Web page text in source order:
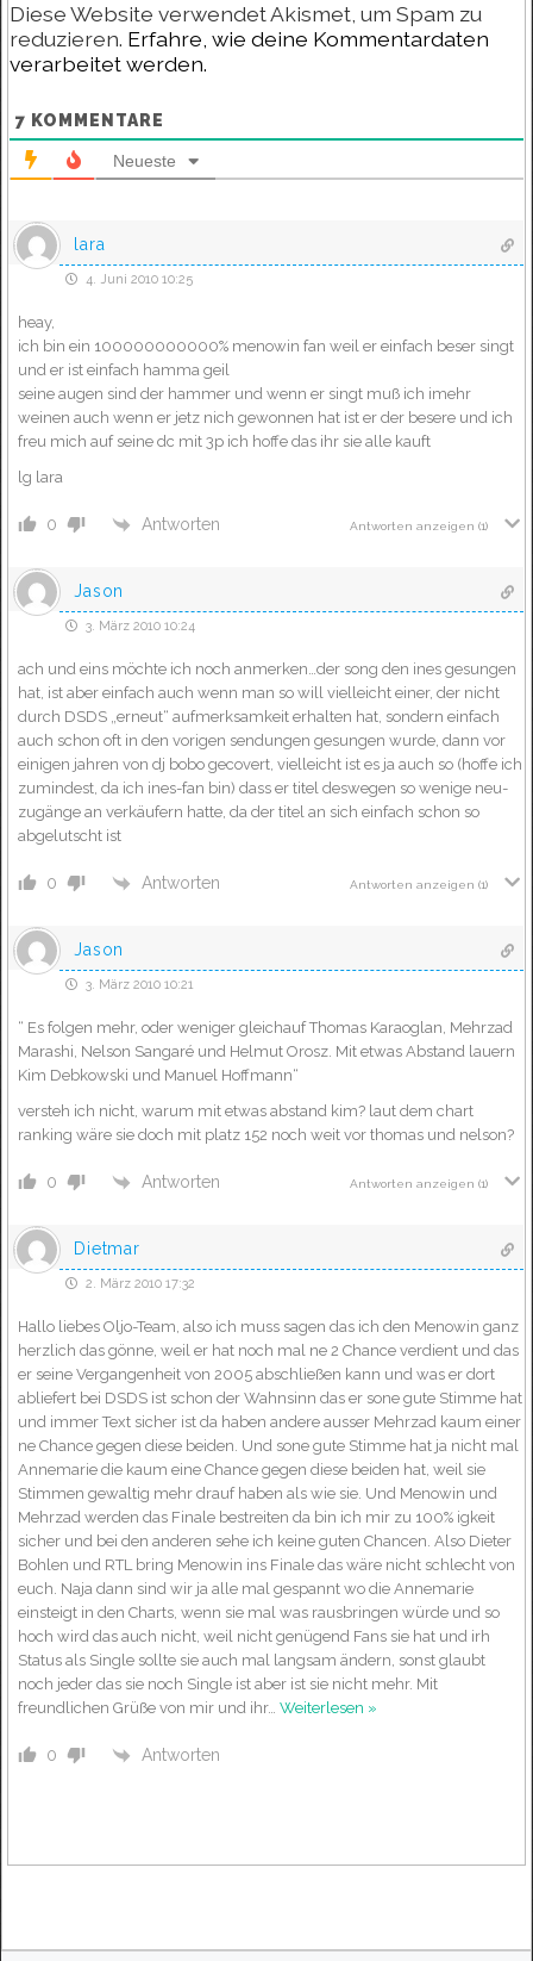
Diese Website verwendet Akismet, um Spam zu
reduzieren. Erfahre, wie deine Kommentardaten
verarbeitet werden.
7 KOMMENTARE
Neueste
lara
4. Juni 2010 10:25
heay,
ich bin ein 100000000000% menowin fan weil er einfach beser singt
und er ist einfach hamma geil
seine augen sind der hammer und wenn er singt muß ich imehr
weinen auch wenn er jetz nich gewonnen hat ist er der besere und ich
freu mich auf seine dc mit 3p ich hoffe das ihr sie alle kauft
lg lara
0 Antworten Antworten anzeigen (1)
Jason
3. März 2010 10:24
ach und eins möchte ich noch anmerken…der song den ines gesungen
hat, ist aber einfach auch wenn man so will vielleicht einer, der nicht
durch DSDS „erneut“ aufmerksamkeit erhalten hat, sondern einfach
auch schon oft in den vorigen sendungen gesungen wurde, dann vor
einigen jahren von dj bobo gecovert, vielleicht ist es ja auch so (hoffe ich
zumindest, da ich ines-fan bin) dass er titel deswegen so wenige neu-
zugänge an verkäufern hatte, da der titel an sich einfach schon so
abgelutscht ist
0 Antworten Antworten anzeigen (1)
Jason
3. März 2010 10:21
“ Es folgen mehr, oder weniger gleichauf Thomas Karaoglan, Mehrzad
Marashi, Nelson Sangaré und Helmut Orosz. Mit etwas Abstand lauern
Kim Debkowski und Manuel Hoffmann“
versteh ich nicht, warum mit etwas abstand kim? laut dem chart
ranking wäre sie doch mit platz 152 noch weit vor thomas und nelson?
0 Antworten Antworten anzeigen (1)
Dietmar
2. März 2010 17:32
Hallo liebes Oljo-Team, also ich muss sagen das ich den Menowin ganz
herzlich das gönne, weil er hat noch mal ne 2 Chance verdient und das
er seine Vergangenheit von 2005 abschließen kann und was er dort
abliefert bei DSDS ist schon der Wahnsinn das er sone gute Stimme hat
und immer Text sicher ist da haben andere ausser Mehrzad kaum einer
ne Chance gegen diese beiden. Und sone gute Stimme hat ja nicht mal
Annemarie die kaum eine Chance gegen diese beiden hat, weil sie
Stimmen gewaltig mehr drauf haben als wie sie. Und Menowin und
Mehrzad werden das Finale bestreiten da bin ich mir zu 100% igkeit
sicher und bei den anderen sehe ich keine guten Chancen. Also Dieter
Bohlen und RTL bring Menowin ins Finale das wäre nicht schlecht von
euch. Naja dann sind wir ja alle mal gespannt wo die Annemarie
einsteigt in den Charts, wenn sie mal was rausbringen würde und so
hoch wird das auch nicht, weil nicht genügend Fans sie hat und irh
Status als Single sollte sie auch mal langsam ändern, sonst glaubt
noch jeder das sie noch Single ist aber ist sie nicht mehr. Mit
freundlichen Grüße von mir und ihr…Weiterlesen »
0 Antworten